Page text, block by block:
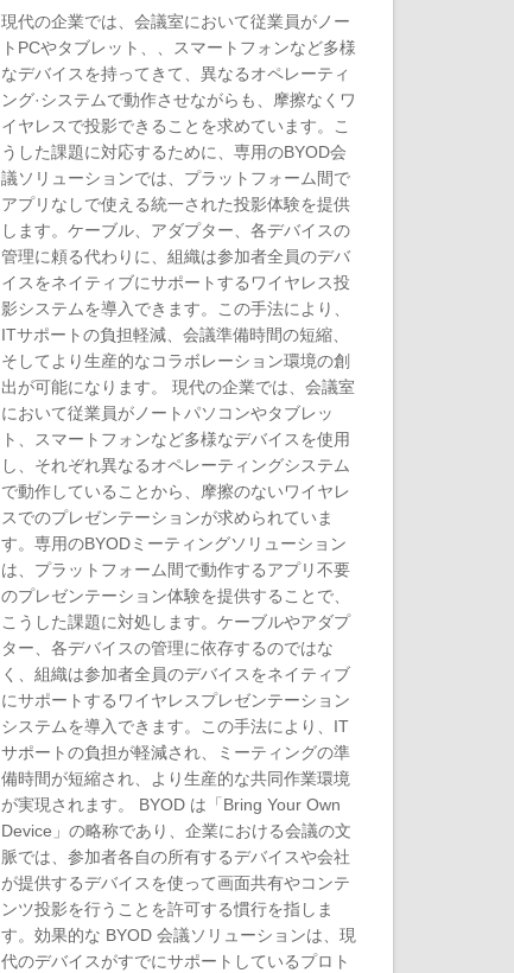
現代の企業では、会議室において従業員がノー
トPCやタブレット、、スマートフォンなど多様
なデバイスを持ってきて、異なるオペレーティ
ング·システムで動作させながらも、摩擦なくワ
イヤレスで投影できることを求めています。こ
うした課題に対応するために、専用のBYOD会
議ソリューションでは、プラットフォーム間で
アプリなしで使える統一された投影体験を提供
します。ケーブル、アダプター、各デバイスの
管理に頼る代わりに、組織は参加者全員のデバ
イスをネイティブにサポートするワイヤレス投
影システムを導入できます。この手法により、
ITサポートの負担軽減、会議準備時間の短縮、
そしてより生産的なコラボレーション環境の創
出が可能になります。 現代の企業では、会議室
において従業員がノートパソコンやタブレッ
ト、スマートフォンなど多様なデバイスを使用
し、それぞれ異なるオペレーティングシステム
で動作していることから、摩擦のないワイヤレ
スでのプレゼンテーションが求められていま
す。専用のBYODミーティングソリューション
は、プラットフォーム間で動作するアプリ不要
のプレゼンテーション体験を提供することで、
こうした課題に対処します。ケーブルやアダプ
ター、各デバイスの管理に依存するのではな
く、組織は参加者全員のデバイスをネイティブ
にサポートするワイヤレスプレゼンテーション
システムを導入できます。この手法により、IT
サポートの負担が軽減され、ミーティングの準
備時間が短縮され、より生産的な共同作業環境
が実現されます。 BYOD は「Bring Your Own
Device」の略称であり、企業における会議の文
脈では、参加者各自の所有するデバイスや会社
が提供するデバイスを使って画面共有やコンテ
ンツ投影を行うことを許可する慣行を指しま
す。効果的な BYOD 会議ソリューションは、現
代のデバイスがすでにサポートしているプロト